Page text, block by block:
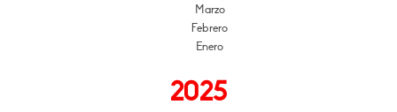
Marzo
Febrero
Enero
2025